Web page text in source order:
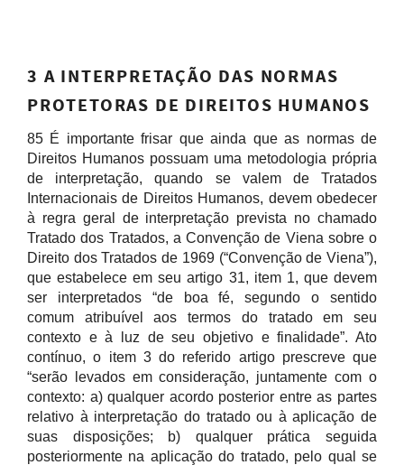
3 A INTERPRETAÇÃO DAS NORMAS
PROTETORAS DE DIREITOS HUMANOS
85 É importante frisar que ainda que as normas de
Direitos Humanos possuam uma metodologia própria
de interpretação, quando se valem de Tratados
Internacionais de Direitos Humanos, devem obedecer
à regra geral de interpretação prevista no chamado
Tratado dos Tratados, a Convenção de Viena sobre o
Direito dos Tratados de 1969 (“Convenção de Viena”),
que estabelece em seu artigo 31, item 1, que devem
ser interpretados “de boa fé, segundo o sentido
comum atribuível aos termos do tratado em seu
contexto e à luz de seu objetivo e finalidade”. Ato
contínuo, o item 3 do referido artigo prescreve que
“serão levados em consideração, juntamente com o
contexto: a) qualquer acordo posterior entre as partes
relativo à interpretação do tratado ou à aplicação de
suas disposições; b) qualquer prática seguida
posteriormente na aplicação do tratado, pelo qual se